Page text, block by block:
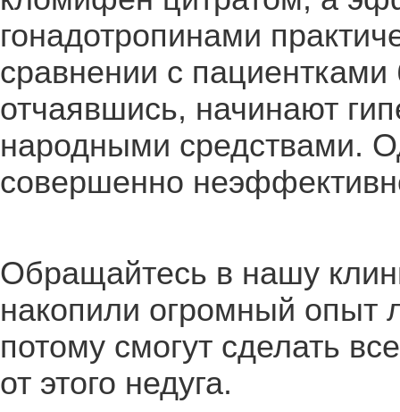
гонадотропинами
сравнении с
отчаявшись, начинают
народными средствами.
совершенно
Обращайтесь в нашу
накопили огромный опыт
потому смогут сделать
от этого недуга.